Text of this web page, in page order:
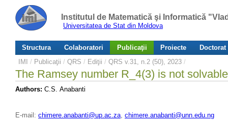
Institutul de Matematică şi Informatică
Universitatea de Stat din Moldova
Structura Colaboratori Publicaţii Proiecte
Doctorat
IMI / Publicaţii / QRS / Ediţii / QRS v.31, n.2 (50), 2023 /
The Ramsey number R_4(3) is not
Authors: C.S. Anabanti
E-mail: chimere.anabanti@up.ac.za, chimere.anabanti@unn.edu.ng